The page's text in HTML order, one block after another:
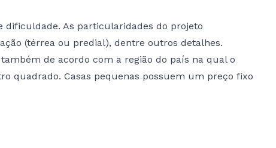
dificuldade. As particularidades do projeto
(térrea ou predial), dentre outros detalhes.
de acordo com a região do país na qual o
quadrado. Casas pequenas possuem um preço fixo